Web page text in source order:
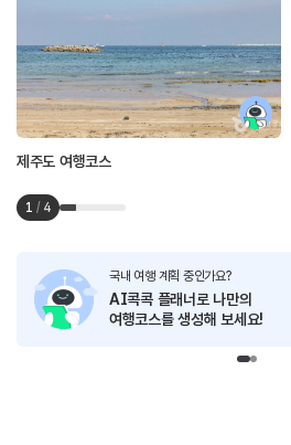
제주도 여행코스
1 / 4
국내 여행 계획 중인가요?
AI콕콕 플래너로 나만의
여행코스를 생성해 보세요!